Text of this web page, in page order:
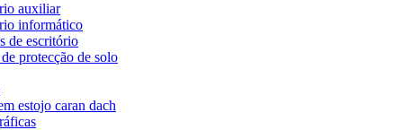
auxiliar
informático
de escritório
protecção de solo
estojo caran dach